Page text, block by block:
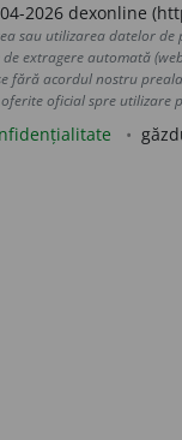
2026 dexonline
sau utilizarea datelor de
extragere automată
fără acordul nostru
oficial spre utilizare